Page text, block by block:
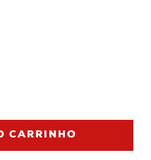
CARRINHO